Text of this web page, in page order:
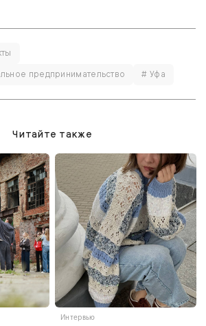
предпринимательство
# Уфа
Читайте также
Интервью